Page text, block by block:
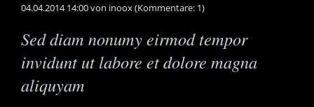
04.04.2014 14:00von inoox (Kommentare: 1)
Sed diam nonumy eirmod tempor
invidunt ut labore et dolore magna
aliquyam